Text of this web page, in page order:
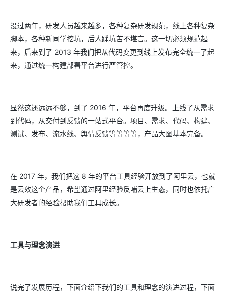
没过两年，研发人员越来越多，各种复杂研发规范，线上各种复杂
脚本，各种新同学挖坑，后人踩坑苦不堪言。这一切必须规范起
来，后来到了 2013 年我们把从代码变更到线上发布完全统一了起
来，通过统一构建部署平台进行严管控。
显然这还远远不够，到了 2016 年，平台再度升级。上线了从需求
到代码，从交付到反馈的一站式平台。项目、需求、代码、构建、
测试、发布、流水线、舆情反馈等等等等，产品大图基本完备。
在 2017 年，我们把这 8 年的平台工具经验开放到了阿里云，也就
是云效这个产品，希望通过阿里经验反哺云上生态，同时也依托广
大研发者的经验帮助我们工具成长。
工具与理念演进
说完了发展历程，下面介绍下我们的工具和理念的演进过程，下面